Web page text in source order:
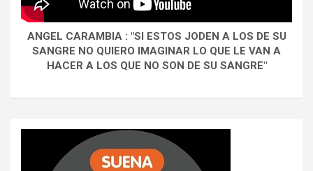
ANGEL CARAMBIA : "SI ESTOS JODEN A LOS DE SU
SANGRE NO QUIERO IMAGINAR LO QUE LE VAN A
HACER A LOS QUE NO SON DE SU SANGRE"